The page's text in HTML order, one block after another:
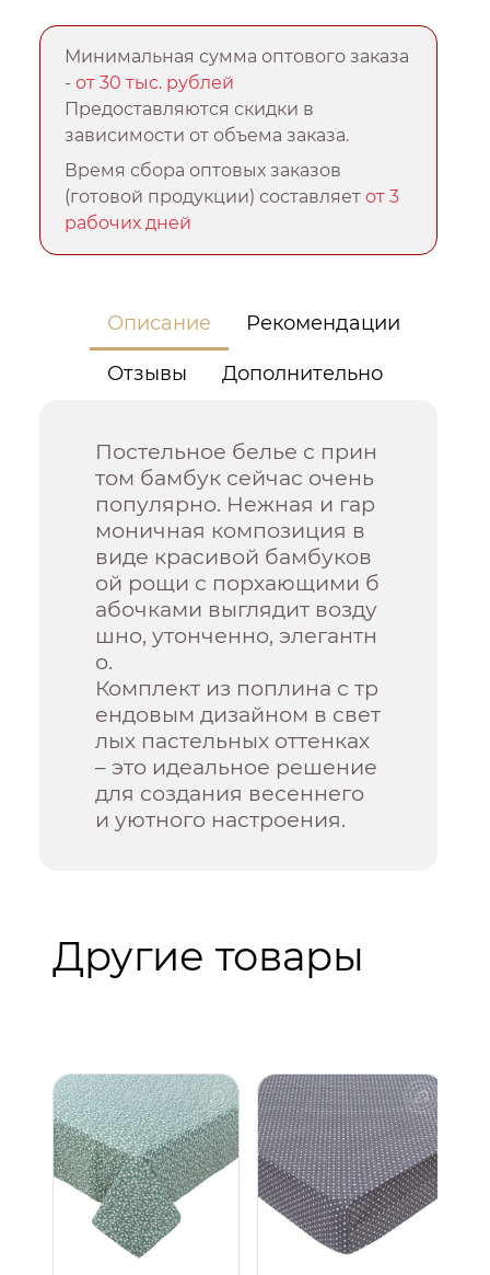
Минимальная сумма оптового заказа
-от 30 тыс. рублей
Предоставляются скидки в
зависимости от объема заказа.
Время сбора оптовых заказов
(готовой продукции) составляетот 3
рабочих дней
Описание Рекомендации
Отзывы Дополнительно
Постельное белье с прин
том бамбук сейчас очень
популярно. Нежная и гар
моничная композиция в
виде красивой бамбуков
ой рощи с порхающими б
абочками выглядит возду
шно, утонченно, элегантн
о.
Комплект из поплина с тр
ендовым дизайном в свет
лых пастельных оттенках
– это идеальное решение
для создания весеннего
и уютного настроения.
Другие товары